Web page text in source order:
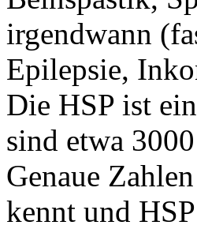
irgendwann
Epilepsie,
Die HSP ist
sind etwa
Genaue
kennt und